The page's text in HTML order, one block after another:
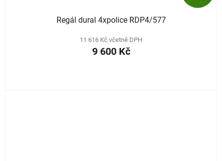
Regál dural 4xpolice RDP4/577
11 616 Kč včetně DPH
9 600 Kč